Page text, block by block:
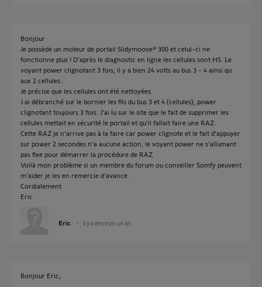
Bonjour
Je possède un moteur de portail Slidymoove® 300 et celui-ci ne
fonctionne plus ! D'après le diagnostic en ligne les cellules sont HS. Le
voyant power clignotant 3 fois, il y a bien 24 volts au bus 3 - 4 ainsi qu
aux 2 cellules..
Je précise que les cellules ont été nettoyées.
J ai débranché sur le bornier les fils du bus 3 et 4 (cellules), power
clignotant toujours 3 fois. J'ai lu sur le site que le fait de supprimer les
cellules mettait en sécurité le portail et qu'il fallait faire une RAZ.
Cette RAZ je n'arrive pas à la faire car power clignote et le fait d'appuyer
sur power 2 secondes n'a aucune action, le voyant power ne s'allumant
pas fixe pour démarrer la procédure de RAZ.
Voilà mon problème si un membre du forum ou conseiller Somfy peuvent
m'aider je les en remercie d'avance.
Cordialement
Eric
Eric il y a environ un an
Bonjour Eric,